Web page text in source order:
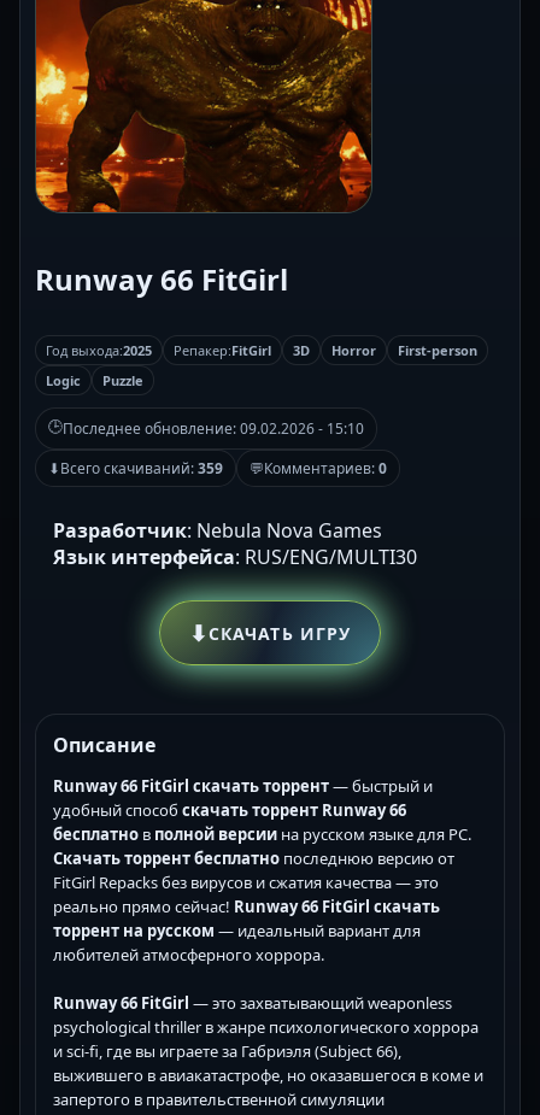
Runway 66 FitGirl
Год выхода:2025 Репакер:FitGirl 3D Horror
First-person
Logic
Puzzle
🕒Последнее обновление:09.02.2026 - 15:10
⬇Всего скачиваний:359 💬Комментариев:0
Разработчик: Nebula Nova Games
Язык интерфейса: RUS/ENG/MULTI30
⬇СКАЧАТЬ ИГРУ
Описание
Runway 66 FitGirl скачать торрент— быстрый и
удобный способ скачать торрент Runway 66
бесплатно в полной версии на русском языке для PC.
Скачать торрент бесплатно последнюю версию от
FitGirl Repacks без вирусов и сжатия качества — это
реально прямо сейчас! Runway 66 FitGirl скачать
торрент на русском — идеальный вариант для
любителей атмосферного хоррора.
Runway 66 FitGirl — это захватывающий weaponless
psychological thriller в жанре психологического хоррора
и sci-fi, где вы играете за Габриэля (Subject 66),
выжившего в авиакатастрофе, но оказавшегося в коме и
запертого в правительственной симуляции